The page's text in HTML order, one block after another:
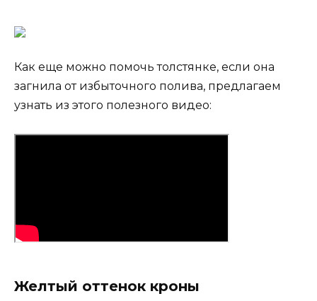
Как еще можно помочь толстянке, если она
загнила от избыточного полива, предлагаем
узнать из этого полезного видео:
Желтый оттенок кроны